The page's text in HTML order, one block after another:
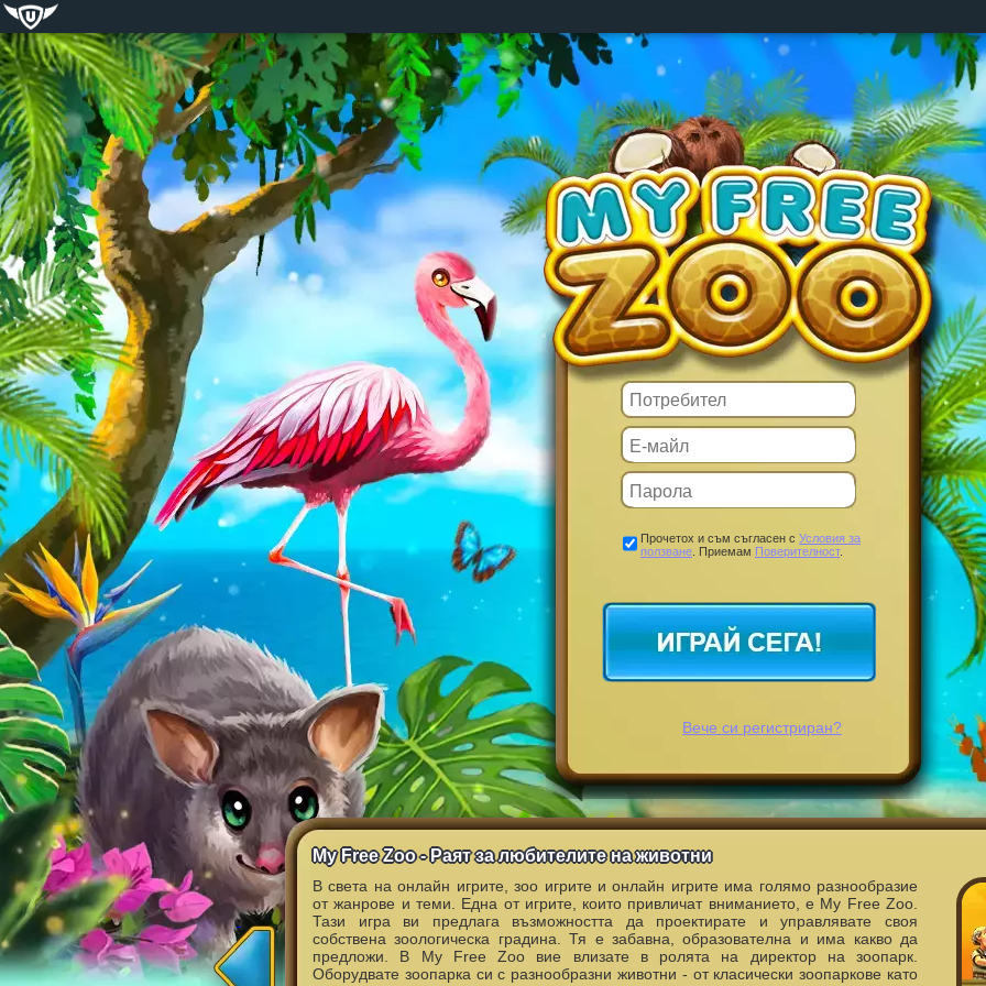
Прочетох и съм съгласен с Условия за
ползване . Приемам Поверителност.
Вече си регистриран?
My Free Zoo - Раят за любителите на животни
В света на онлайн игрите, зоо игрите и онлайн игрите има голямо разнообразие
от жанрове и теми. Една от игрите, които привличат вниманието, е My Free Zoo.
Тази игра ви предлага възможността да проектирате и управлявате своя
собствена зоологическа градина. Тя е забавна, образователна и има какво да
предложи. В My Free Zoo вие влизате в ролята на директор на зоопарк.
Оборудвате зоопарка си с разнообразни животни - от класически зоопаркове като